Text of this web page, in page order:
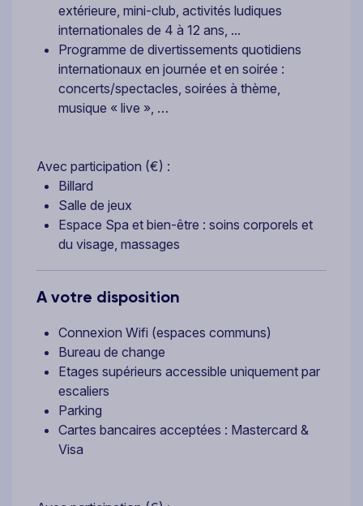
extérieure, mini-club, activités ludiques
internationales de 4 à 12 ans, ...
Programme de divertissements quotidiens
internationaux en journée et en soirée :
concerts/spectacles, soirées à thème,
musique « live », …
Avec participation (€) :
Billard
Salle de jeux
Espace Spa et bien-être : soins corporels et
du visage, massages
A votre disposition
Connexion Wifi (espaces communs)
Bureau de change
Etages supérieurs accessible uniquement par
escaliers
Parking
Cartes bancaires acceptées : Mastercard &
Visa